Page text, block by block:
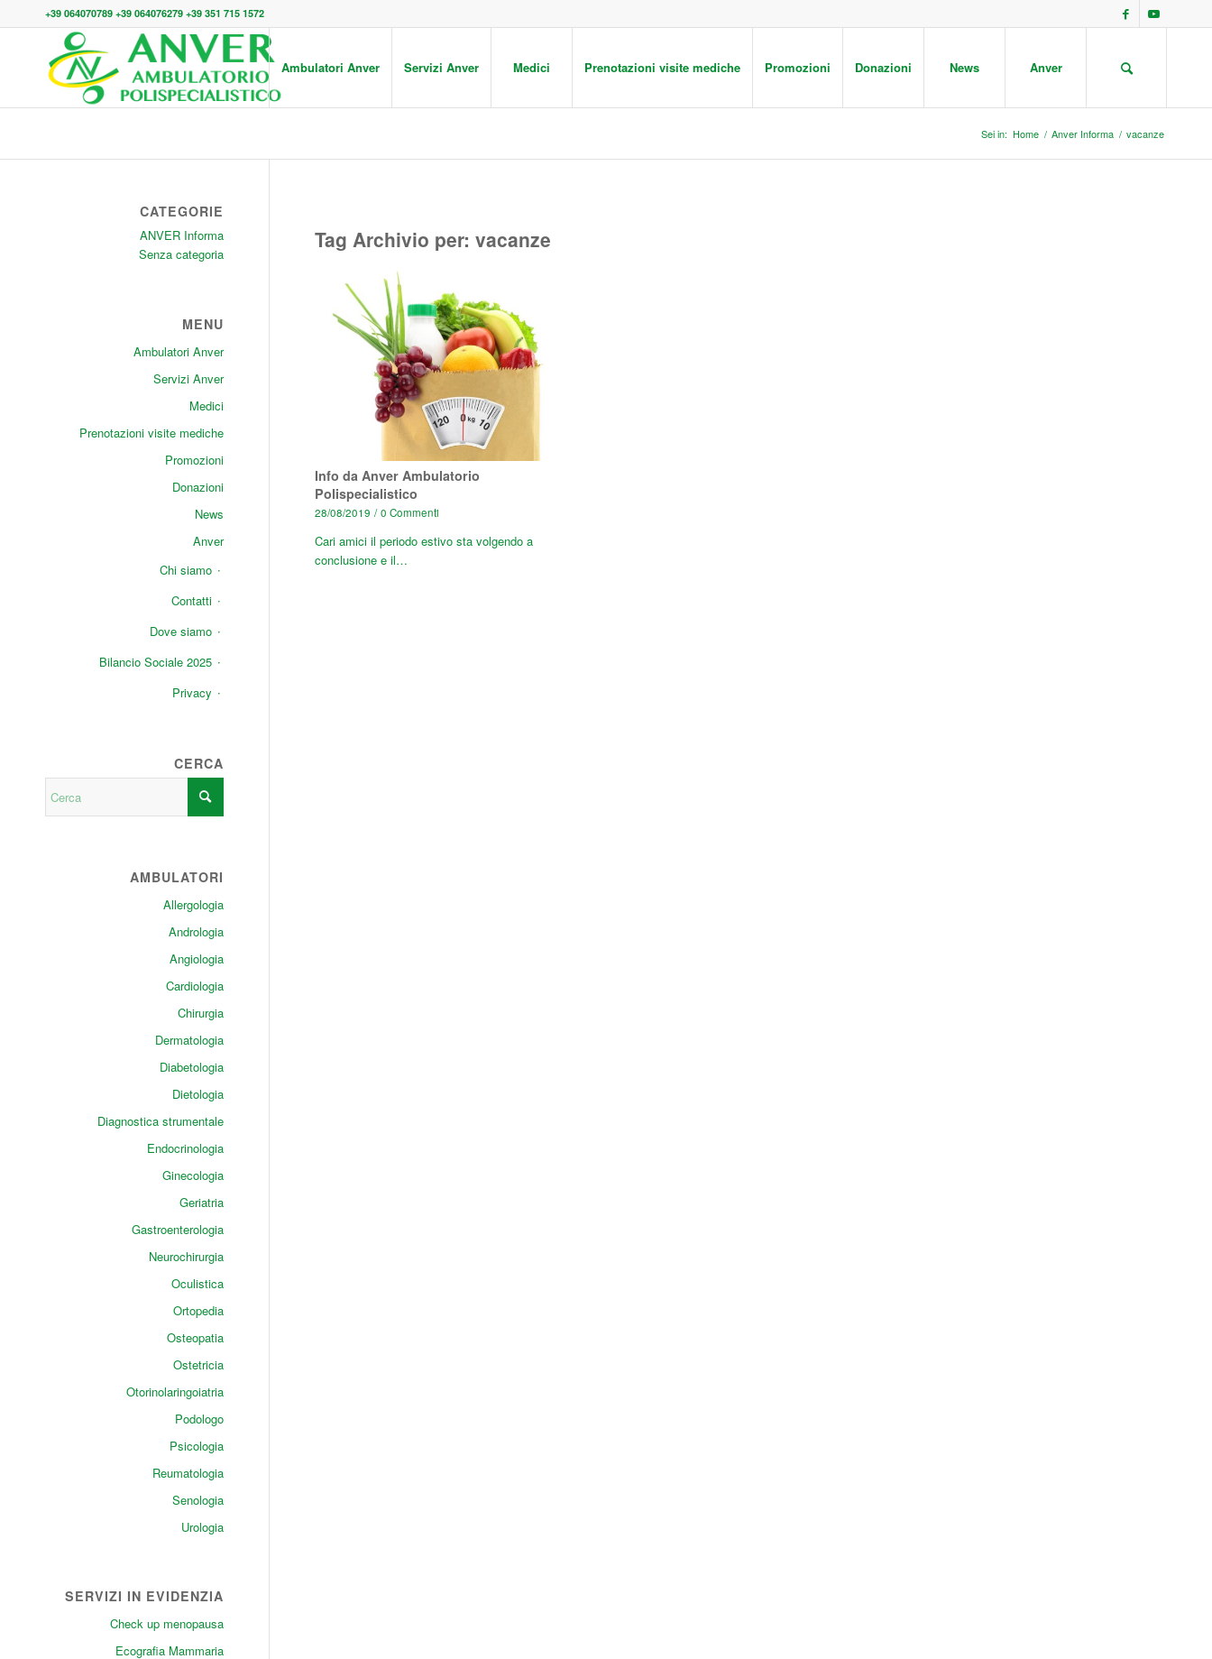
+39 064070789 +39 064076279 +39 351 715 1572
Ambulatori Anver Servizi Anver Medici Prenotazioni visite mediche Promozioni Donazioni News Anver
Sei in: Home / Anver Informa / vacanze
Tag Archivio per: vacanze
Info da Anver Ambulatorio
Polispecialistico
28/08/2019 / 0 Commenti
Cari amici il periodo estivo sta volgendo a
conclusione e il…
CATEGORIE
ANVER Informa
Senza categoria
MENU
Ambulatori Anver
Servizi Anver
Medici
Prenotazioni visite mediche
Promozioni
Donazioni
News
Anver
Chi siamo
Contatti
Dove siamo
Bilancio Sociale 2025
Privacy
CERCA
AMBULATORI
Allergologia
Andrologia
Angiologia
Cardiologia
Chirurgia
Dermatologia
Diabetologia
Dietologia
Diagnostica strumentale
Endocrinologia
Ginecologia
Geriatria
Gastroenterologia
Neurochirurgia
Oculistica
Ortopedia
Osteopatia
Ostetricia
Otorinolaringoiatria
Podologo
Psicologia
Reumatologia
Senologia
Urologia
SERVIZI IN EVIDENZIA
Check up menopausa
Ecografia Mammaria